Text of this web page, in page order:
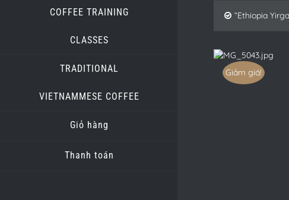
COFFEE TRAINING
CLASSES
TRADITIONAL
VIETNAMMESE COFFEE
Giỏ hàng
Thanh toán
“Ethiopia
Giảm giá!